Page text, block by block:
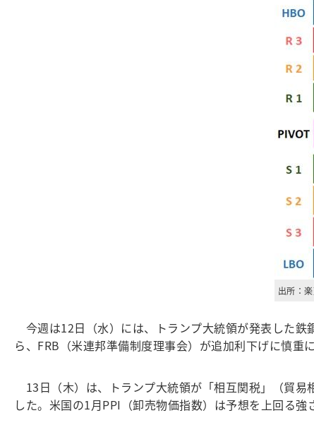
出所：
今週は12日（水）には、トランプ大統領が発表した
ら、FRB（米連邦準備制度理事会）が追加利下げに慎重
13日（木）は、トランプ大統領が「相互関税」（貿易
した。米国の1月PPI（卸売物価指数）は予想を上回る強